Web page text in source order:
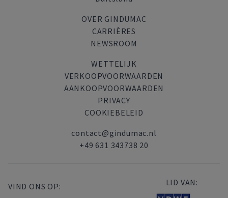
OVER GINDUMAC
CARRIÈRES
NEWSROOM
WETTELIJK
VERKOOPVOORWAARDEN
AANKOOPVOORWAARDEN
PRIVACY
COOKIEBELEID
contact@gindumac.nl
+49 631 343738 20
VIND ONS OP: LID VAN: